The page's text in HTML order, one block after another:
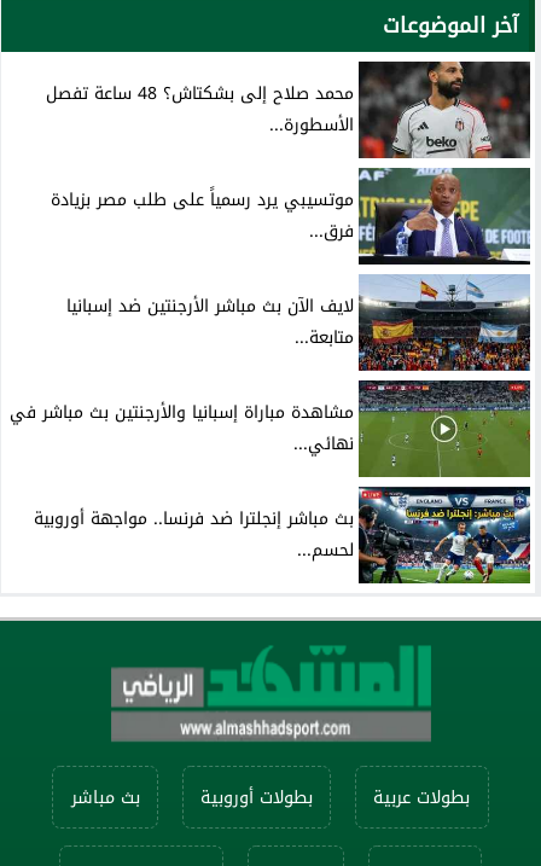
آخر الموضوعات
محمد صلاح إلى بشكتاش؟ 48 ساعة تفصل
الأسطورة...
موتسيبي يرد رسمياً على طلب مصر بزيادة
فرق...
لايف الآن بث مباشر الأرجنتين ضد إسبانيا
متابعة...
مشاهدة مباراة إسبانيا والأرجنتين بث مباشر في
نهائي...
بث مباشر إنجلترا ضد فرنسا.. مواجهة أوروبية
لحسم...
بطولات عربية بطولات أوروبية بث مباشر